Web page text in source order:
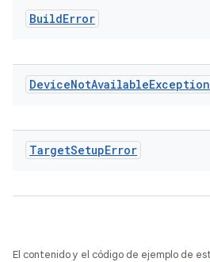
BuildError
DeviceNotAvailableException
TargetSetupError
El contenido y el código de ejemplo de